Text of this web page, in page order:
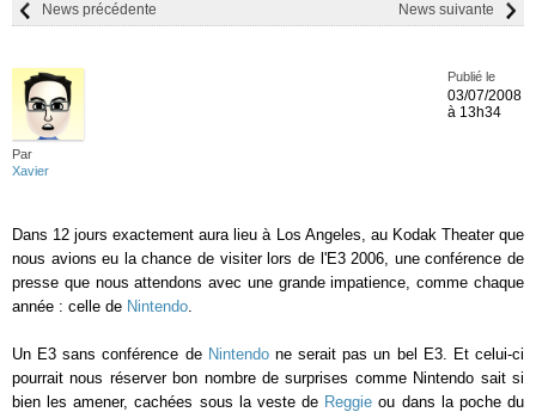
News suivante
News précédente
Par
Xavier
Publié le
03/07/2008
à 13h34
Dans 12 jours exactement aura lieu à Los Angeles, au Kodak Theater que
nous avions eu la chance de visiter lors de l'E3 2006, une conférence de
presse que nous attendons avec une grande impatience, comme chaque
année : celle de Nintendo.
Un E3 sans conférence de Nintendone serait pas un bel E3. Et celui-ci
pourrait nous réserver bon nombre de surprises comme Nintendo sait si
bien les amener, cachées sous la veste de Reggie ou dans la poche du